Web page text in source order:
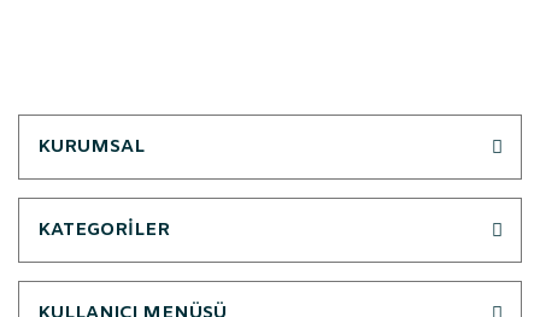
KURUMSAL
KATEGORİLER